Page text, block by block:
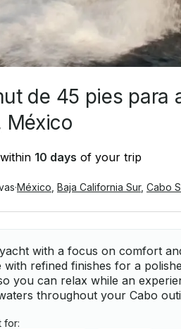
de 45 pies para
México
10 days of your trip
·México Baja California Sur, Cabo
with a focus on comfort
refined finishes for a
you can relax while an
throughout your Cabo
for: